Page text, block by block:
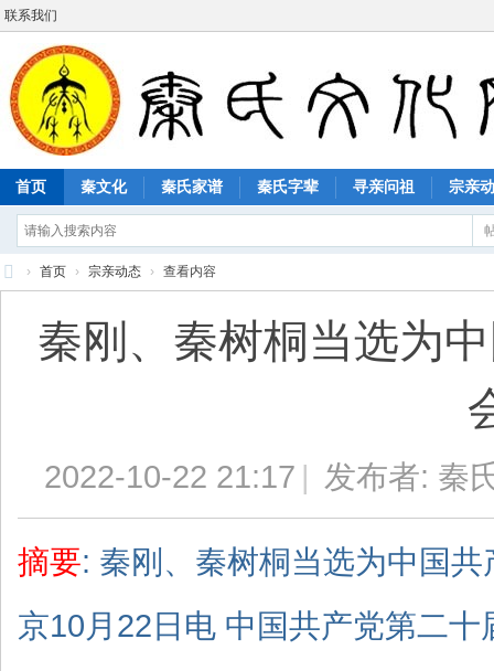
联系我们
首页 秦文化 秦氏家谱 秦氏字辈 寻亲问祖 宗亲
› 首页 › 宗亲动态 › 查看内容
秦刚、秦树桐当选为
2022-10-22 21:17 | 发布者: 秦
摘要: 秦刚、秦树桐当选为中国
京10月22日电 中国共产党第二